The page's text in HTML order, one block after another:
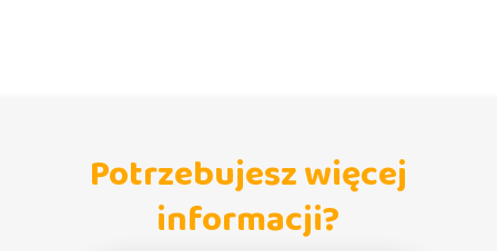
Potrzebujesz więcej
informacji?